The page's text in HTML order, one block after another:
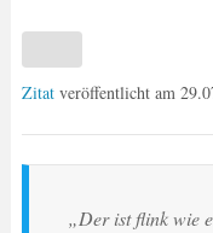
Zitatveröffentlicht am
„Der ist flink wie